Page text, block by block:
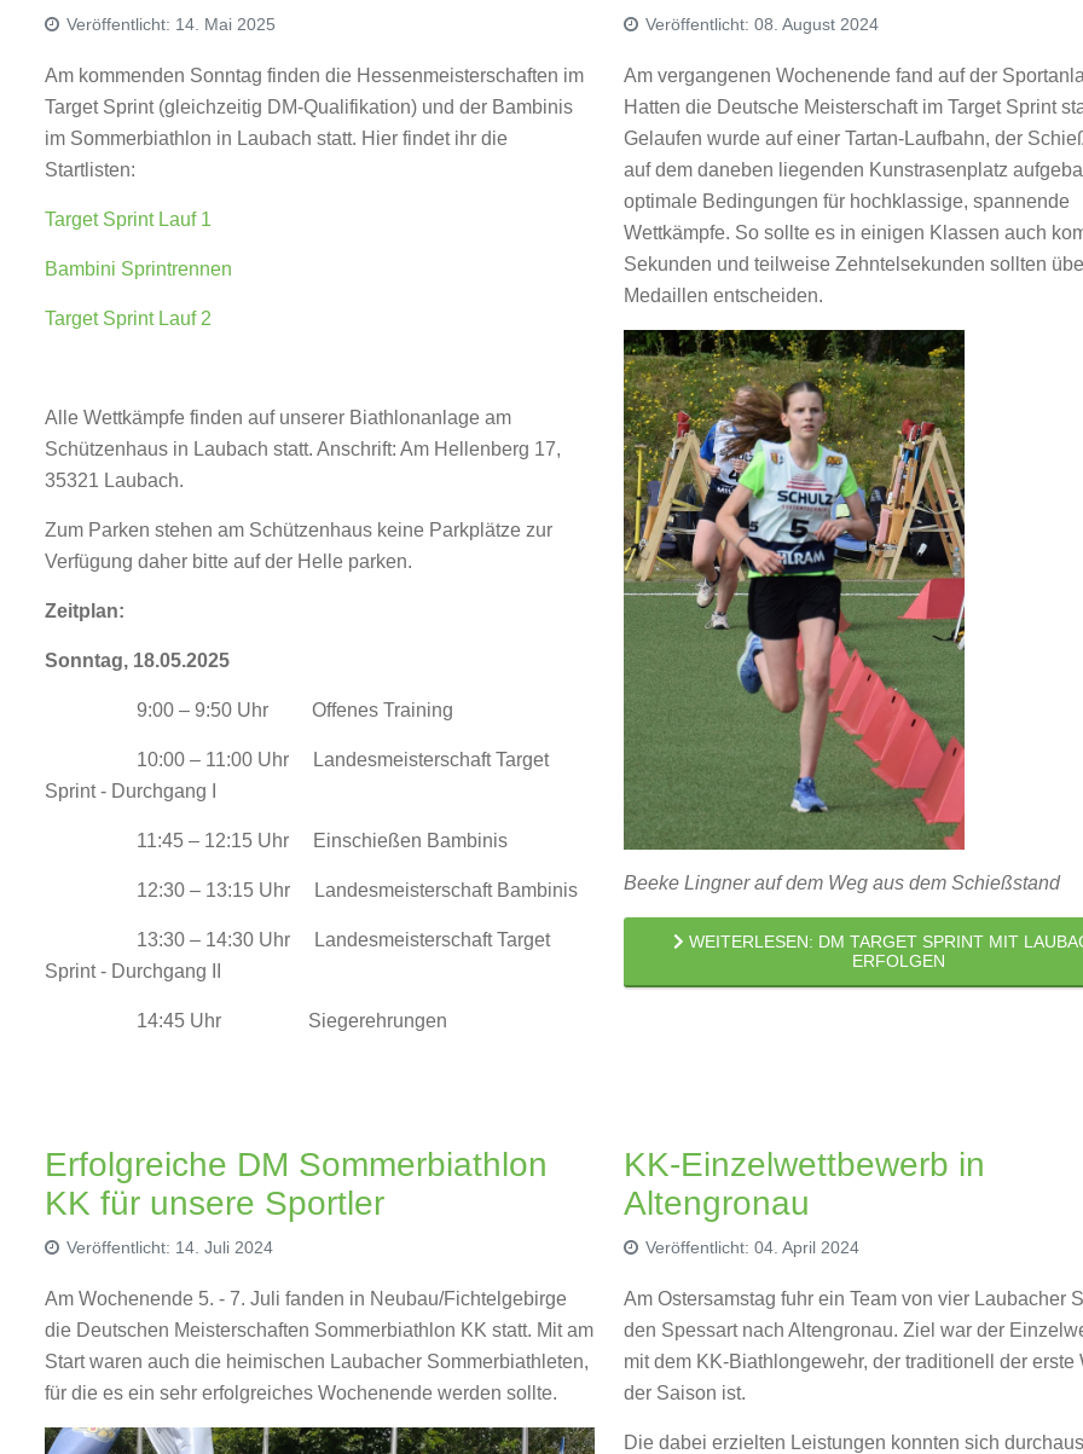
Veröffentlicht: 14. Mai 2025
Am kommenden Sonntag finden die Hessenmeisterschaften im
Target Sprint (gleichzeitig DM-Qualifikation) und der Bambinis
im Sommerbiathlon in Laubach statt. Hier findet ihr die
Startlisten:
Target Sprint Lauf 1
Bambini Sprintrennen
Target Sprint Lauf 2
Alle Wettkämpfe finden auf unserer Biathlonanlage am
Schützenhaus in Laubach statt. Anschrift: Am Hellenberg 17,
35321 Laubach.
Zum Parken stehen am Schützenhaus keine Parkplätze zur
Verfügung daher bitte auf der Helle parken.
Zeitplan:
Sonntag, 18.05.2025
9:00 – 9:50 Uhr Offenes Training
10:00 – 11:00 Uhr Landesmeisterschaft Target
Sprint - Durchgang I
11:45 – 12:15 Uhr Einschießen Bambinis
12:30 – 13:15 Uhr Landesmeisterschaft Bambinis
13:30 – 14:30 Uhr Landesmeisterschaft Target
Sprint - Durchgang II
14:45 Uhr Siegerehrungen
Veröffentlicht: 08. August 2024
Am vergangenen Wochenende fand auf der
Hatten die Deutsche Meisterschaft im Target Sprint
Gelaufen wurde auf einer Tartan-Laufbahn, der
auf dem daneben liegenden Kunstrasenplatz
optimale Bedingungen für hochklassige, spannende
Wettkämpfe. So sollte es in einigen Klassen auch
Sekunden und teilweise Zehntelsekunden sollten
Medaillen entscheiden.
Beeke Lingner auf dem Weg aus dem Schießstand
WEITERLESEN: DM TARGET SPRINT MIT
ERFOLGEN
Erfolgreiche DM Sommerbiathlon
KK für unsere Sportler
Veröffentlicht: 14. Juli 2024
Am Wochenende 5. - 7. Juli fanden in Neubau/Fichtelgebirge
die Deutschen Meisterschaften Sommerbiathlon KK statt. Mit am
Start waren auch die heimischen Laubacher Sommerbiathleten,
für die es ein sehr erfolgreiches Wochenende werden sollte.
KK-Einzelwettbewerb in
Altengronau
Veröffentlicht: 04. April 2024
Am Ostersamstag fuhr ein Team von vier Laubacher
den Spessart nach Altengronau. Ziel war der
mit dem KK-Biathlongewehr, der traditionell der erste
der Saison ist.
Die dabei erzielten Leistungen konnten sich